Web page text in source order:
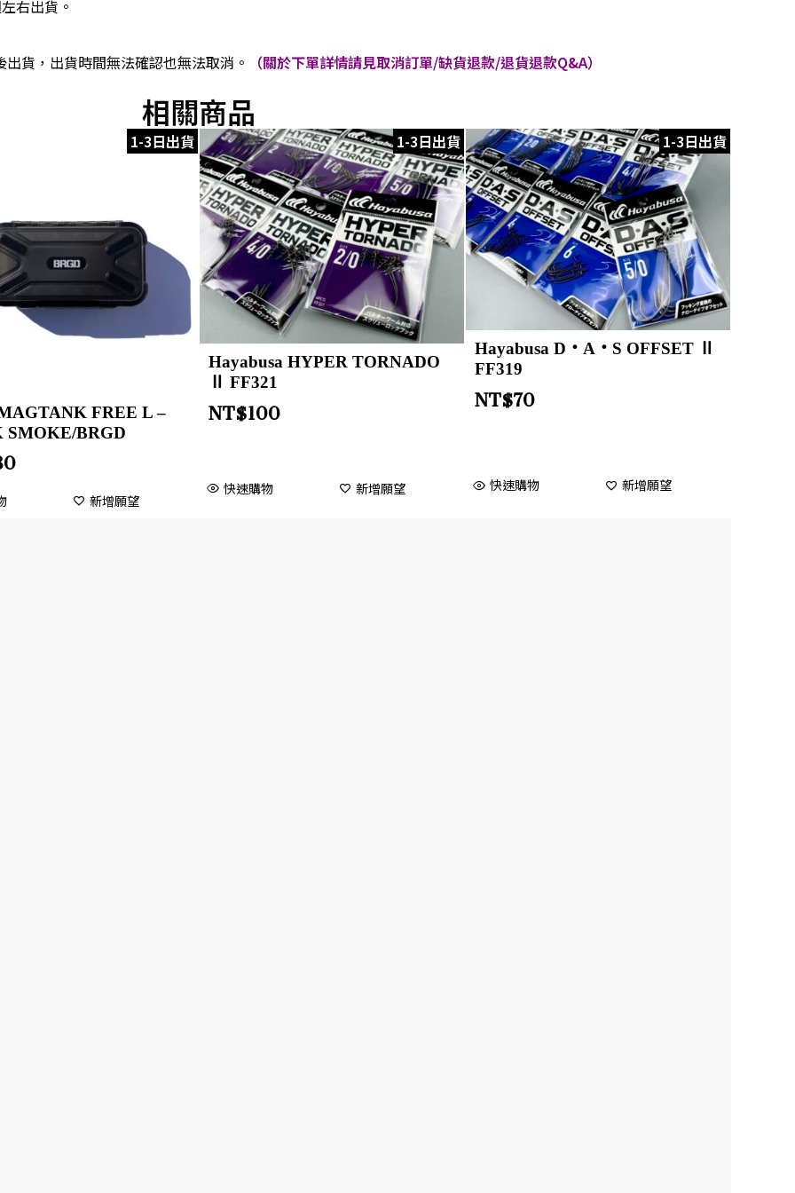
右出貨。
貨，出貨時間無法確認也無法取消。 （關於下單詳情請見取消訂單/缺貨退款/退貨退款Q&A）
相關商品
1-3日出貨
FREE L –
SMOKE/BRGD
新增願望
1-3日出貨
Hayabusa HYPER TORNADO
Ⅱ FF321
NT$100
快速購物 新增願望
1-3日出貨
Hayabusa D・A・S OFFSET Ⅱ
FF319
NT$70
快速購物 新增願望